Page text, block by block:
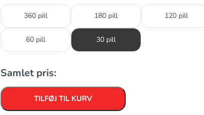
360 pill 180 pill 120 pill
60 pill 30 pill
Samlet pris:
TILFØJ TIL KURV